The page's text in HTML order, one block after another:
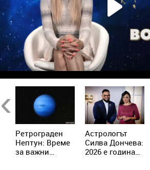
Ретрограден
Нептун: Време
за важни
Астрологът
Силва Дончева:
2026 е година